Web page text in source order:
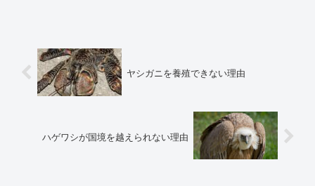
ヤシガニを養殖できない理由
ハゲワシが国境を越えられない理由